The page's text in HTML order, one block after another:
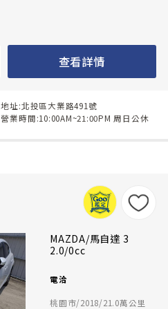
查看詳情
地址:北投區大業路491號
營業時間:10:00AM~21:00PM 周日公休
MAZDA/馬自達 3
2.0/0cc
電洽
桃園市/2018/21.0萬公里